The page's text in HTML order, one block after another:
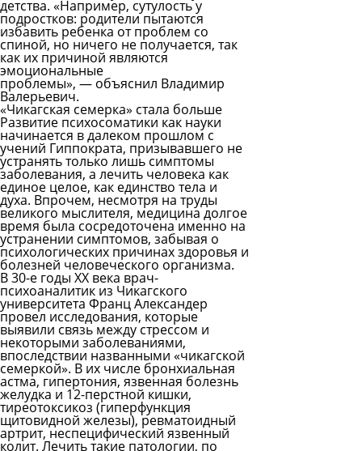
детства. «Например, сутулость у
подростков: родители пытаются
избавить ребенка от проблем со
спиной, но ничего не получается, так
как их причиной являются
эмоциональные
проблемы», — объяснил Владимир
Валерьевич.
«Чикагская семерка» стала больше
Развитие психосоматики как науки
начинается в далеком прошлом с
учений Гиппократа, призывавшего не
устранять только лишь симптомы
заболевания, а лечить человека как
единое целое, как единство тела и
духа. Впрочем, несмотря на труды
великого мыслителя, медицина долгое
время была сосредоточена именно на
устранении симптомов, забывая о
психологических причинах здоровья и
болезней человеческого организма.
В 30-е годы XX века врач-
психоаналитик из Чикагского
университета Франц Александер
провел исследования, которые
выявили связь между стрессом и
некоторыми заболеваниями,
впоследствии названными «чикагской
семеркой». В их числе бронхиальная
астма, гипертония, язвенная болезнь
желудка и 12-перстной кишки,
тиреотоксикоз (гиперфункция
щитовидной железы), ревматоидный
артрит, неспецифический язвенный
колит. Лечить такие патологии, по